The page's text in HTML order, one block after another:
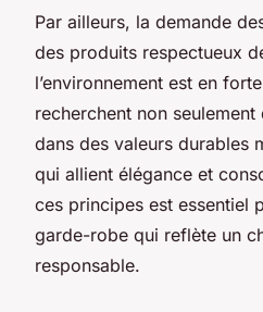
Par ailleurs, la demande
des produits respectueux
l’environnement est en
recherchent non
dans des valeurs durables
qui allient élégance et
ces principes est essentiel
garde-robe qui reflète un
responsable.